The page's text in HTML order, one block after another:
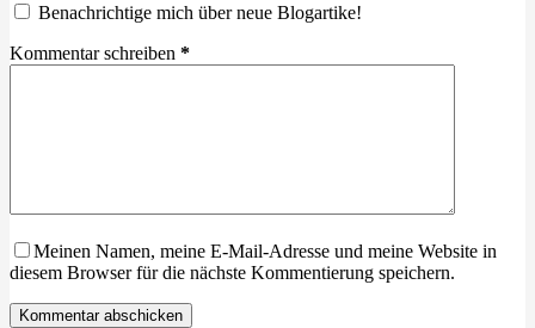
Benachrichtige mich über neue Blogartike!
Kommentar schreiben *
Meinen Namen, meine E-Mail-Adresse und meine Website in
diesem Browser für die nächste Kommentierung speichern.
Kommentar abschicken